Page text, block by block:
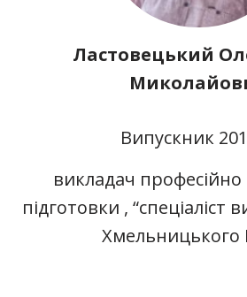
Ластовецький
Випускник
викладач
підготовки , “спеціаліст
Хмельницького